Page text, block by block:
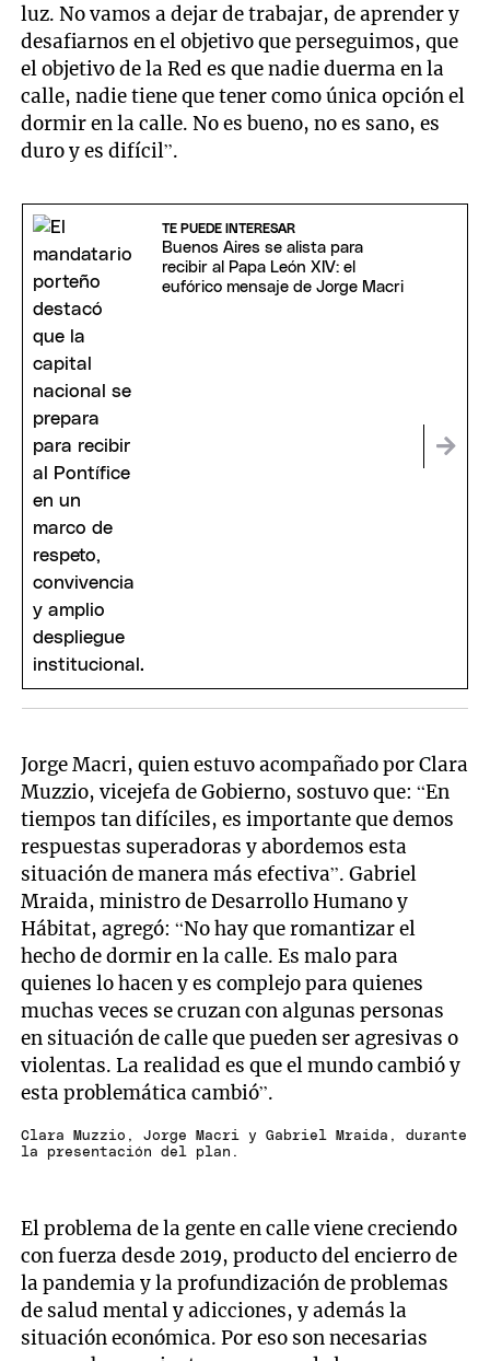
luz. No vamos a dejar de trabajar, de aprender y
desafiarnos en el objetivo que perseguimos, que
el objetivo de la Red es que nadie duerma en la
calle, nadie tiene que tener como única opción el
dormir en la calle. No es bueno, no es sano, es
duro y es difícil”.
TE PUEDE INTERESAR
Buenos Aires se alista para
recibir al Papa León XIV: el
eufórico mensaje de Jorge Macri
Jorge Macri, quien estuvo acompañado por Clara
Muzzio, vicejefa de Gobierno, sostuvo que: “En
tiempos tan difíciles, es importante que demos
respuestas superadoras y abordemos esta
situación de manera más efectiva”. Gabriel
Mraida, ministro de Desarrollo Humano y
Hábitat, agregó: “No hay que romantizar el
hecho de dormir en la calle. Es malo para
quienes lo hacen y es complejo para quienes
muchas veces se cruzan con algunas personas
en situación de calle que pueden ser agresivas o
violentas. La realidad es que el mundo cambió y
esta problemática cambió”.
Clara Muzzio, Jorge Macri y Gabriel Mraida, durante
la presentación del plan.
El problema de la gente en calle viene creciendo
con fuerza desde 2019, producto del encierro de
la pandemia y la profundización de problemas
de salud mental y adicciones, y además la
situación económica. Por eso son necesarias